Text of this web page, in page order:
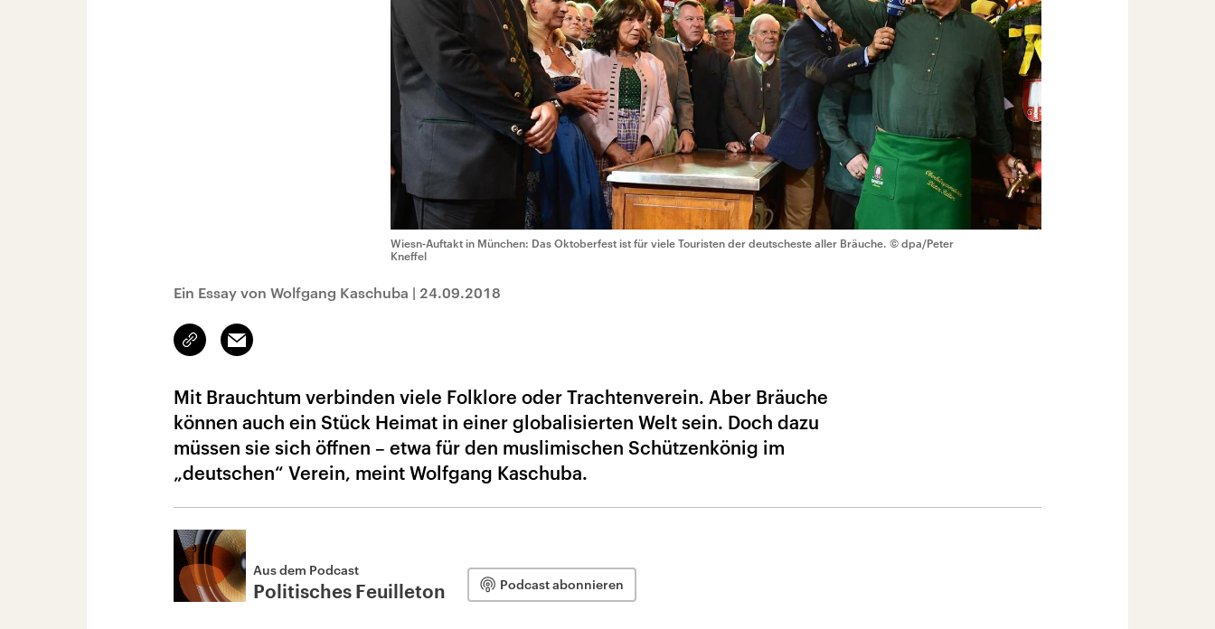
Wiesn-Auftakt in München: Das Oktoberfest ist für viele Touristen der deutscheste aller Bräuche. © dpa/Peter
Kneffel
Ein Essay von Wolfgang Kaschuba | 24.09.2018
Link
kopieren/teilen
Email
Mit Brauchtum verbinden viele Folklore oder Trachtenverein. Aber Bräuche
können auch ein Stück Heimat in einer globalisierten Welt sein. Doch dazu
müssen sie sich öffnen – etwa für den muslimischen Schützenkönig im
„deutschen“ Verein, meint Wolfgang Kaschuba.
Aus dem Podcast
Politisches Feuilleton Podcast abonnieren